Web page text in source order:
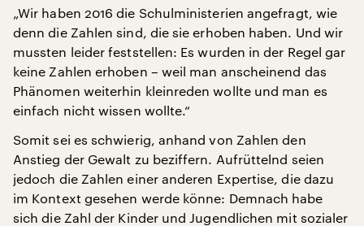
„Wir haben 2016 die Schulministerien angefragt, wie
denn die Zahlen sind, die sie erhoben haben. Und wir
mussten leider feststellen: Es wurden in der Regel gar
keine Zahlen erhoben – weil man anscheinend das
Phänomen weiterhin kleinreden wollte und man es
einfach nicht wissen wollte.“
Somit sei es schwierig, anhand von Zahlen den
Anstieg der Gewalt zu beziffern. Aufrüttelnd seien
jedoch die Zahlen einer anderen Expertise, die dazu
im Kontext gesehen werde könne: Demnach habe
sich die Zahl der Kinder und Jugendlichen mit sozialer